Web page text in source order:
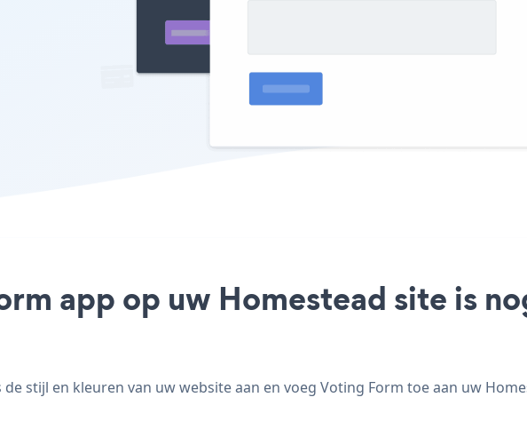
app op uw Homestead site is
stijl en kleuren van uw website aan en voeg Voting Form toe aan uw